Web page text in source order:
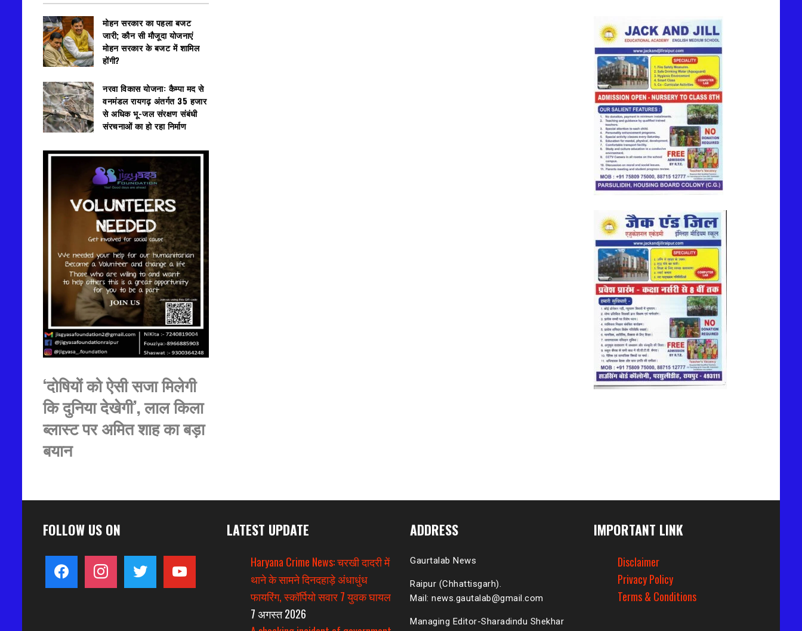
मोहन सरकार का पहला बजट
जारी; कौन सी मौजूदा योजनाएं
मोहन सरकार के बजट में शामिल
होंगी?
नरवा विकास योजना: कैम्पा मद से
वनमंडल रायगढ़ अंतर्गत 35 हजार
से अधिक भू-जल संरक्षण संबंधी
संरचनाओं का हो रहा निर्माण
‘दोषियों को ऐसी सजा मिलेगी
कि दुनिया देखेगी’, लाल किला
ब्लास्ट पर अमित शाह का बड़ा
बयान
FOLLOW US ON
facebook instagram twitter youtube
LATEST UPDATE
Haryana Crime News: चरखी दादरी में
थाने के सामने दिनदहाड़े अंधाधुंध
फायरिंग, स्कॉर्पियो सवार 7 युवक घायल
7 अगस्त 2026
ADDRESS
Gaurtalab News
Raipur (Chhattisgarh).
Mail: news.gautalab@gmail.com
Managing Editor-Sharadindu Shekhar
IMPORTANT LINK
Disclaimer
Privacy Policy
Terms & Conditions